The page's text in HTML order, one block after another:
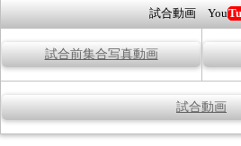
試合動画 You
試合前集合写真動画
試合動画